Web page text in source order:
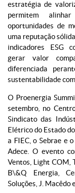
estratégia de
permitem
oportunidades de
uma reputação
indicadores ESG
gerar valor
diferenciada
sustentabilidade
O Proenergia
setembro, no
Sindicato das
Elétrico do Estado
a FIEC, o Sebrae e
Adece. O evento
Ventos, Light COM,
B\&Q Energia,
Soluções, J. Macêdo